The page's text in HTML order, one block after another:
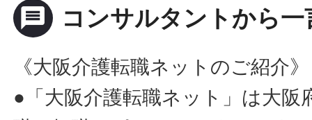
message コンサルタントから一
《大阪介護転職ネットのご紹介》
●「大阪介護転職ネット」は大阪